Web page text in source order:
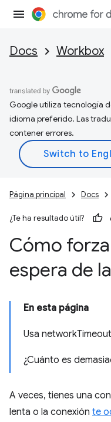
Docs Workbox
Google utiliza tecnología
idioma preferido. Las
contener errores.
Página principal Docs
¿Te ha resultado útil?
Cómo
espera de
En esta página
Usa
¿Cuánto es
A veces, tienes una
lenta o la conexión te